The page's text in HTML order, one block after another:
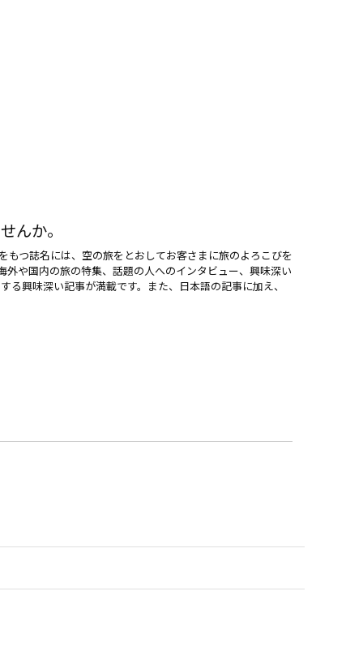
んか。
もつ誌名には、空の旅をとおしてお客さまに旅のよろこびを
や国内の旅の特集、話題の人へのインタビュー、興味深い
興味深い記事が満載です。また、日本語の記事に加え、